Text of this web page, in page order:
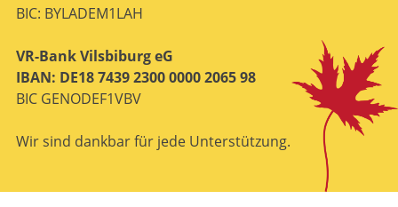
BIC: BYLADEM1LAH
VR-Bank Vilsbiburg eG
IBAN: DE18 7439 2300 0000 2065 98
BIC GENODEF1VBV
Wir sind dankbar für jede Unterstützung.